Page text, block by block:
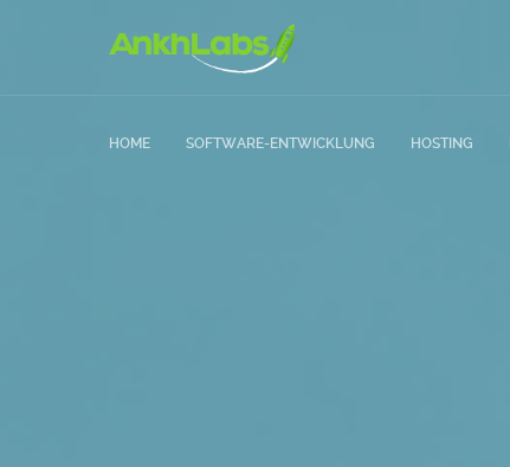
HOME SOFTWARE-ENTWICKLUNG HOSTING